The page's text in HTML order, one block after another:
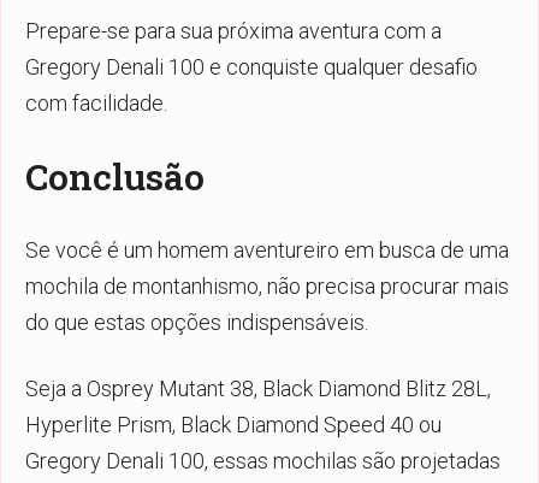
Prepare-se para sua próxima aventura com a
Gregory Denali 100 e conquiste qualquer desafio
com facilidade.
Conclusão
Se você é um homem aventureiro em busca de uma
mochila de montanhismo, não precisa procurar mais
do que estas opções indispensáveis.
Seja a Osprey Mutant 38, Black Diamond Blitz 28L,
Hyperlite Prism, Black Diamond Speed 40 ou
Gregory Denali 100, essas mochilas são projetadas